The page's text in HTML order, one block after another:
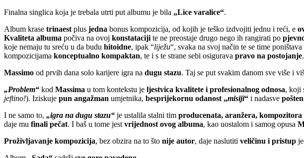
Finalna singlica koja je trebala utrti put albumu je bila „Lice varalice“.
Album krase trinaest plus jedna bonus kompozicija, od kojih je teško izdvojiti jednu i reći, e
Kvaliteta albuma počiva na ovoj konstataciji te ne preostaje drugo nego ih rangirati po
koje nemaju tu sreću u da budu hitoidne, ipak “liježu“, svaka na svoj način te se time
kompozicijama konceptualno kompaktan, te i s te strane sebi osigurava pravo na postojanje.
Massimo od prvih dana solo karijere igra na dugu stazu. Taj se put svakim danom sve više i
„Problem“ kod Massima u tom kontekstu je ljestvica kvalitete i profesionalnog odnosa, koji
jeftino!). Iziskuje pun angažman umjetnika, besprijekornu odanost „misiji“ i nadasve
I ne samo to, „igra na dugu stazu“ je ustalila stalni tim producenata, aranžera,
daje mu finali pečat. I baš u tome jest vrijednost ovog albuma, kao uostalom i samog opusa
Proživljavanje kompozicija, bez obzira na to što nije autor, daje naslutiti veličinu i pristup